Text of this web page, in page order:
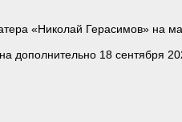
«Николай Герасимов» на
дополнительно 18 сентября